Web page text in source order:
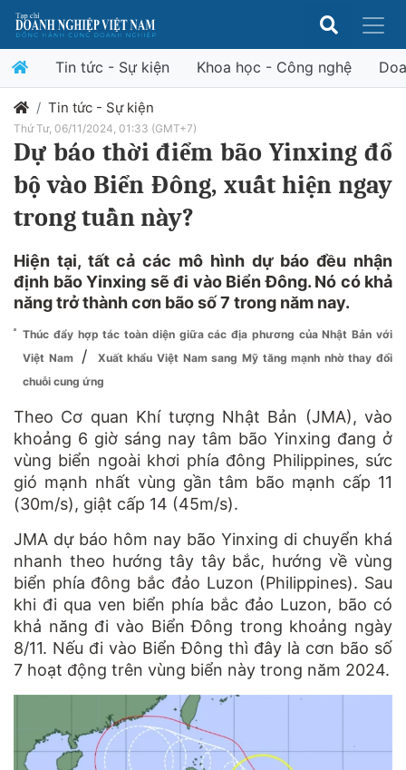
Tin tức - Sự kiện Khoa học - Công nghệ
Tin tức - Sự kiện
Thứ Tư, 06/11/2024, 01:33 (GMT+7)
Dự báo thời điểm bão Yinxing đổ
bộ vào Biển Đông, xuất hiện ngay
trong tuần này?
Hiện tại, tất cả các mô hình dự báo đều nhận
định bão Yinxing sẽ đi vào Biển Đông. Nó có khả
năng trở thành cơn bão số 7 trong năm nay.
Thúc đẩy hợp tác toàn diện giữa các địa phương của Nhật Bản với
Việt Nam
/
Xuất khẩu Việt Nam sang Mỹ tăng mạnh nhờ thay đổi
chuỗi cung ứng
Theo Cơ quan Khí tượng Nhật Bản (JMA), vào
khoảng 6 giờ sáng nay tâm bão Yinxing đang ở
vùng biển ngoài khơi phía đông Philippines, sức
gió mạnh nhất vùng gần tâm bão mạnh cấp 11
(30m/s), giật cấp 14 (45m/s).
JMA dự báo hôm nay bão Yinxing di chuyển khá
nhanh theo hướng tây tây bắc, hướng về vùng
biển phía đông bắc đảo Luzon (Philippines). Sau
khi đi qua ven biển phía bắc đảo Luzon, bão có
khả năng đi vào Biển Đông trong khoảng ngày
8/11. Nếu đi vào Biển Đông thì đây là cơn bão số
7 hoạt động trên vùng biển này trong năm 2024.